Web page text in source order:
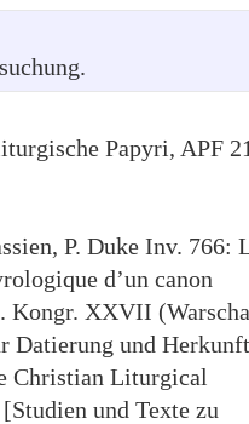
Papyri, APF
P. Duke Inv. 766:
d’un canon
Kongr. XXVII
Datierung und Herkunft
Christian Liturgical
und Texte zu